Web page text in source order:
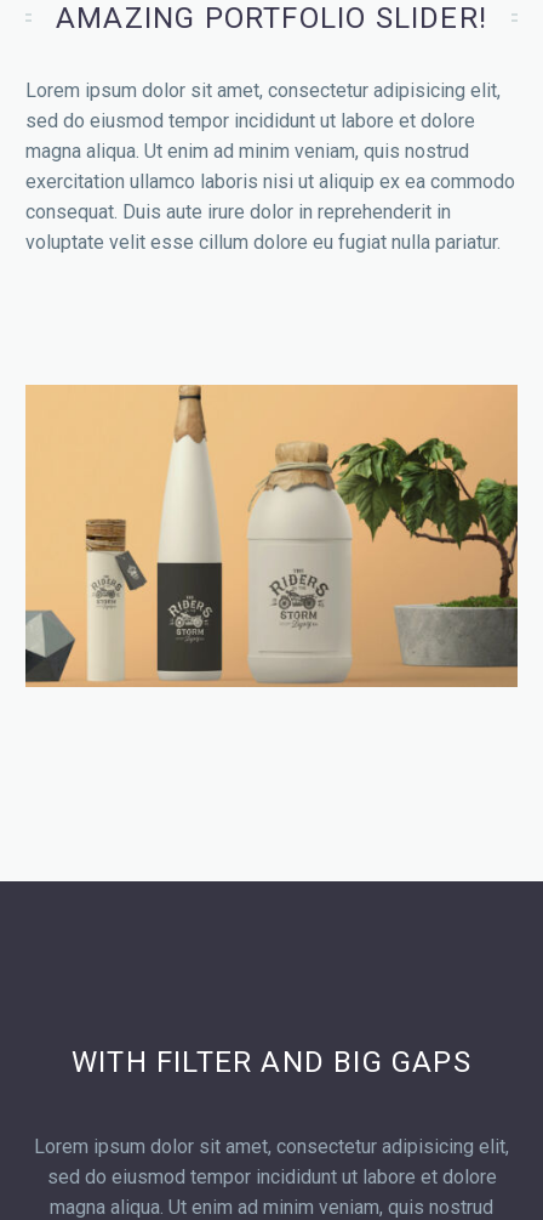
AMAZING PORTFOLIO SLIDER!
Lorem ipsum dolor sit amet, consectetur adipisicing elit,
sed do eiusmod tempor incididunt ut labore et dolore
magna aliqua. Ut enim ad minim veniam, quis nostrud
exercitation ullamco laboris nisi ut aliquip ex ea commodo
consequat. Duis aute irure dolor in reprehenderit in
voluptate velit esse cillum dolore eu fugiat nulla pariatur.
WITH FILTER AND BIG GAPS
Lorem ipsum dolor sit amet, consectetur adipisicing elit,
sed do eiusmod tempor incididunt ut labore et dolore
magna aliqua. Ut enim ad minim veniam, quis nostrud